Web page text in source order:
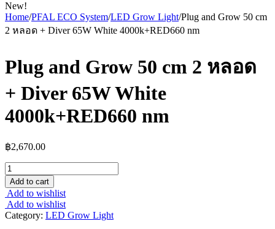
New!
Home/PFAL ECO System/LED Grow Light/Plug and Grow 50 cm
2 หลอด + Diver 65W White 4000k+RED660 nm
Plug and Grow 50 cm 2 หลอด
+ Diver 65W White
4000k+RED660 nm
฿2,670.00
Add to cart
Add to wishlist
Add to wishlist
Category: LED Grow Light